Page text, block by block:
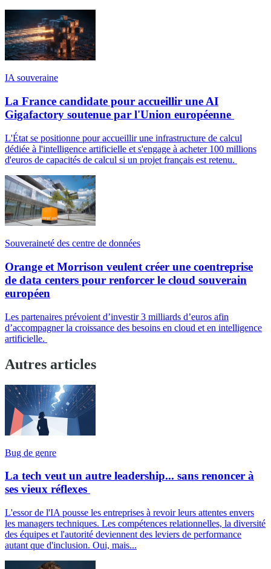
IA souveraine
La France candidate pour accueillir une AI
Gigafactory soutenue par l'Union européenne
L'État se positionne pour accueillir une infrastructure de calcul
dédiée à l'intelligence artificielle et s'engage à acheter 100 millions
d'euros de capacités de calcul si un projet français est retenu.
Souveraineté des centre de données
Orange et Morrison veulent créer une coentreprise
de data centers pour renforcer le cloud souverain
européen
Les partenaires prévoient d’investir 3 milliards d’euros afin
d’accompagner la croissance des besoins en cloud et en intelligence
artificielle.
Autres articles
Bug de genre
La tech veut un autre leadership... sans renoncer à
ses vieux réflexes
L'essor de l'IA pousse les entreprises à revoir leurs attentes envers
les managers techniques. Les compétences relationnelles, la diversité
des équipes et l'autorité deviennent des leviers de performance
autant que d'inclusion. Oui, mais...